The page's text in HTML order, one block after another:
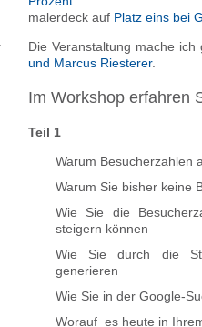
malerdeck auf Platz eins bei
Die Veranstaltung mache
und Marcus Riesterer.
Im Workshop erfahren
Teil 1
Warum Besucherzahlen
Warum Sie bisher keine
Wie Sie die
steigern können
Wie Sie durch die
generieren
Wie Sie in der Google-
Worauf es heute in